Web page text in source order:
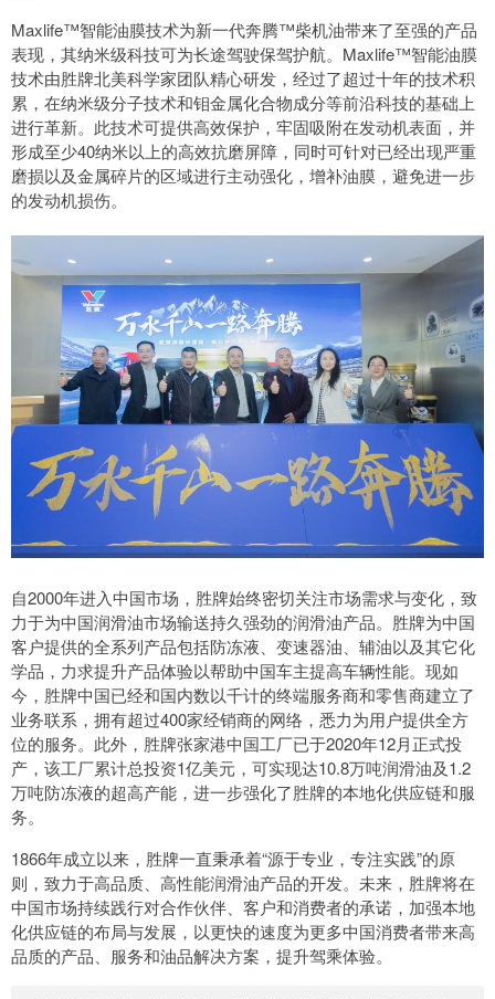
Maxlife™智能油膜技术为新一代奔腾™柴机油带来了至强的产品
表现，其纳米级科技可为长途驾驶保驾护航。Maxlife™智能油膜
技术由胜牌北美科学家团队精心研发，经过了超过十年的技术积
累，在纳米级分子技术和钼金属化合物成分等前沿科技的基础上
进行革新。此技术可提供高效保护，牢固吸附在发动机表面，并
形成至少40纳米以上的高效抗磨屏障，同时可针对已经出现严重
磨损以及金属碎片的区域进行主动强化，增补油膜，避免进一步
的发动机损伤。
自2000年进入中国市场，胜牌始终密切关注市场需求与变化，致
力于为中国润滑油市场输送持久强劲的润滑油产品。胜牌为中国
客户提供的全系列产品包括防冻液、变速器油、辅油以及其它化
学品，力求提升产品体验以帮助中国车主提高车辆性能。现如
今，胜牌中国已经和国内数以千计的终端服务商和零售商建立了
业务联系，拥有超过400家经销商的网络，悉力为用户提供全方
位的服务。此外，胜牌张家港中国工厂已于2020年12月正式投
产，该工厂累计总投资1亿美元，可实现达10.8万吨润滑油及1.2
万吨防冻液的超高产能，进一步强化了胜牌的本地化供应链和服
务。
1866年成立以来，胜牌一直秉承着“源于专业，专注实践”的原
则，致力于高品质、高性能润滑油产品的开发。未来，胜牌将在
中国市场持续践行对合作伙伴、客户和消费者的承诺，加强本地
化供应链的布局与发展，以更快的速度为更多中国消费者带来高
品质的产品、服务和油品解决方案，提升驾乘体验。